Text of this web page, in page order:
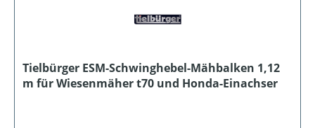
Tielbürger ESM-Schwinghebel-Mähbalken 1,12
m für Wiesenmäher t70 und Honda-Einachser